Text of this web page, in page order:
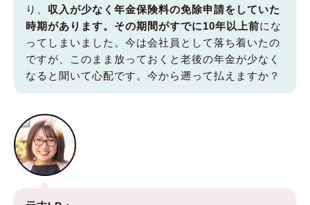
り、 収入が少なく年金保険料の免除申請をしていた
時期があります。その期間がすでに10年以上前にな
ってしまいました。今は会社員として落ち着いたの
ですが、このまま放っておくと老後の年金が少なく
なると聞いて心配です。今から遡って払えますか？